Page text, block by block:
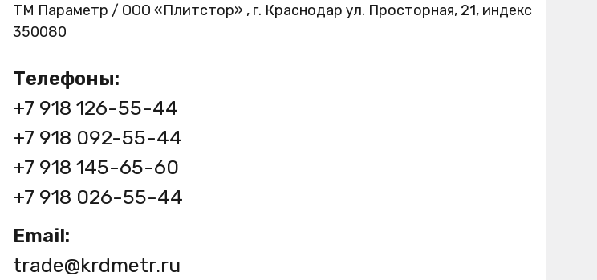
ТМ Параметр / ООО «Плитстор» , г. Краснодар ул. Просторная, 21, индекс
350080
Телефоны:
+7 918 126-55-44
+7 918 092-55-44
+7 918 145-65-60
+7 918 026-55-44
Email:
trade@krdmetr.ru